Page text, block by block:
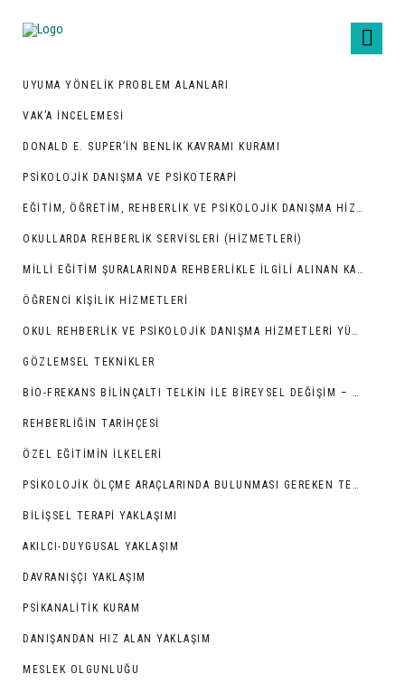
UYUMA YÖNELIK PROBLEM ALANLARI
VAK’A İNCELEMESI
DONALD E. SUPER’IN BENLIK KAVRAMI KURAMI
PSIKOLOJIK DANIŞMA VE PSIKOTERAPI
EĞITIM, ÖĞRETIM, REHBERLIK VE PSIKOLOJIK DANIŞMA HIZMETLERI
OKULLARDA REHBERLIK SERVISLERI (HIZMETLERI)
MILLI EĞITIM ŞURALARINDA REHBERLIKLE İLGILI ALINAN KARARLAR
ÖĞRENCI KIŞILIK HIZMETLERI
OKUL REHBERLIK VE PSIKOLOJIK DANIŞMA HIZMETLERI YÜRÜTME KOMISYONUNUN KURULUŞU VE GÖREVLERI
GÖZLEMSEL TEKNIKLER
BIO-FREKANS BILINÇALTI TELKIN İLE BIREYSEL DEĞIŞIM – GELIŞIM
REHBERLIĞIN TARIHÇESI
ÖZEL EĞITIMIN İLKELERI
PSIKOLOJIK ÖLÇME ARAÇLARINDA BULUNMASI GEREKEN TEKNIK ÖZELLIKLER
BILIŞSEL TERAPI YAKLAŞIMI
AKILCI-DUYGUSAL YAKLAŞIM
DAVRANIŞÇI YAKLAŞIM
PSIKANALITIK KURAM
DANIŞANDAN HIZ ALAN YAKLAŞIM
MESLEK OLGUNLUĞU